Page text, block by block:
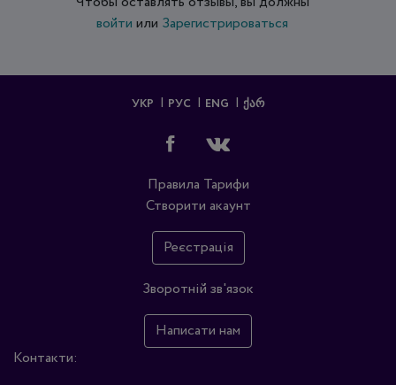
войти или Зарегистрироваться
УКР РУС ENG ᲥᲐᲠ
Правила Тарифи
Створити акаунт
Реєстрація
Зворотній зв'язок
Написати нам
Контакти: